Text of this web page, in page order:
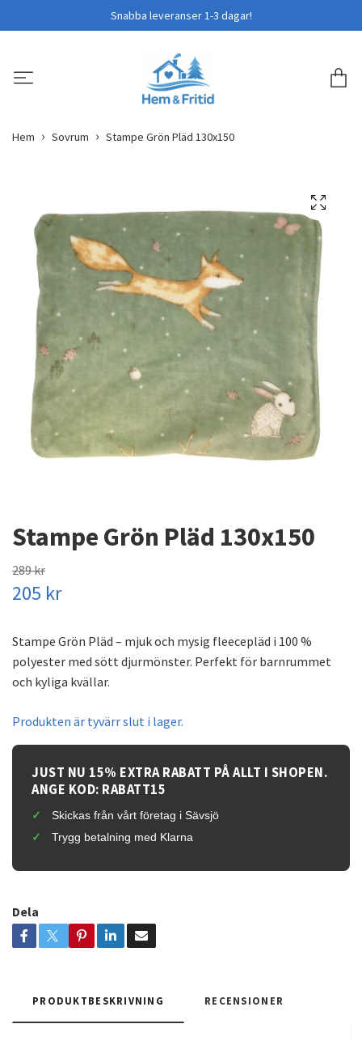
Snabba leveranser 1-3 dagar!
Hem Sovrum Stampe Grön Pläd 130x150
Stampe Grön Pläd 130x150
289 kr
205 kr
Stampe Grön Pläd – mjuk och mysig fleecepläd i 100 %
polyester med sött djurmönster. Perfekt för barnrummet
och kyliga kvällar.
Produkten är tyvärr slut i lager.
JUST NU 15% EXTRA RABATT PÅ ALLT I SHOPEN.
ANGE KOD: RABATT15
Skickas från vårt företag i Sävsjö
Trygg betalning med Klarna
Dela
PRODUKTBESKRIVNING RECENSIONER